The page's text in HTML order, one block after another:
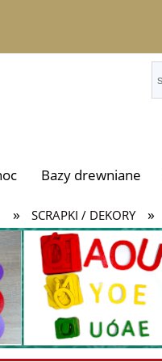
Bazy drewniane
» SCRAPKI / DEKORY »